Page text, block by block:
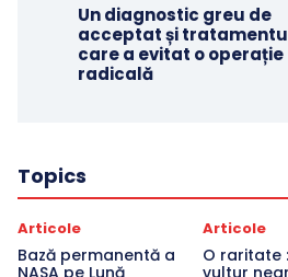
Un diagnostic greu de
acceptat și
care a evitat o operație
radicală
Topics
Articole
Bază permanentă a
NASA pe Lună
Articole
O raritate
vultur